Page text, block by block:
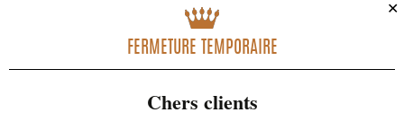
✕
FERMETURE TEMPORAIRE
Chers clients